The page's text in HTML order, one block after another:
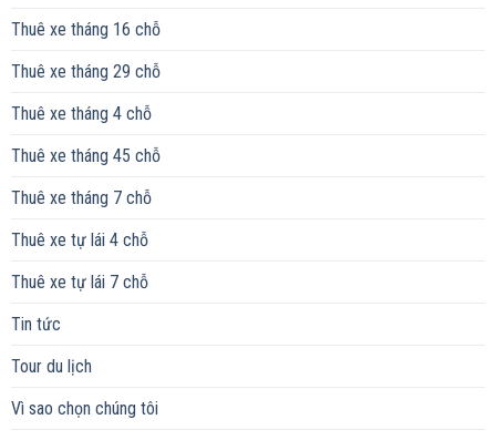
Thuê xe tháng 16 chỗ
Thuê xe tháng 29 chỗ
Thuê xe tháng 4 chỗ
Thuê xe tháng 45 chỗ
Thuê xe tháng 7 chỗ
Thuê xe tự lái 4 chỗ
Thuê xe tự lái 7 chỗ
Tin tức
Tour du lịch
Vì sao chọn chúng tôi